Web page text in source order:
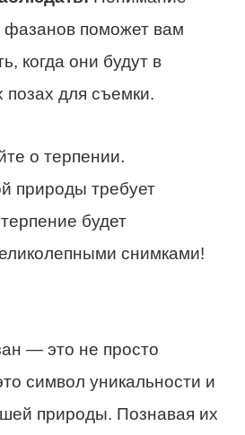
фазанов поможет вам
когда они будут в
позах для съемки.
о терпении.
природы требует
будет
снимками!
— это не просто
символ уникальности и
природы. Познавая их